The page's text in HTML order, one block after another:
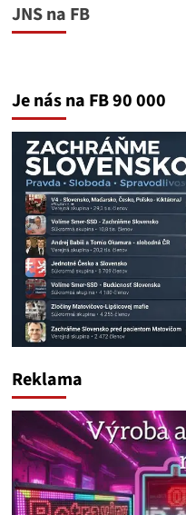
JNS na FB
Je nás na FB 90 000
Reklama